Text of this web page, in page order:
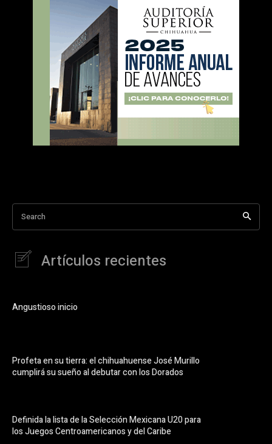
Search
Artículos recientes
Angustioso inicio
Profeta en su tierra: el chihuahuense José Murillo
cumplirá su sueño al debutar con los Dorados
Definida la lista de la Selección Mexicana U20 para
los Juegos Centroamericanos y del Caribe